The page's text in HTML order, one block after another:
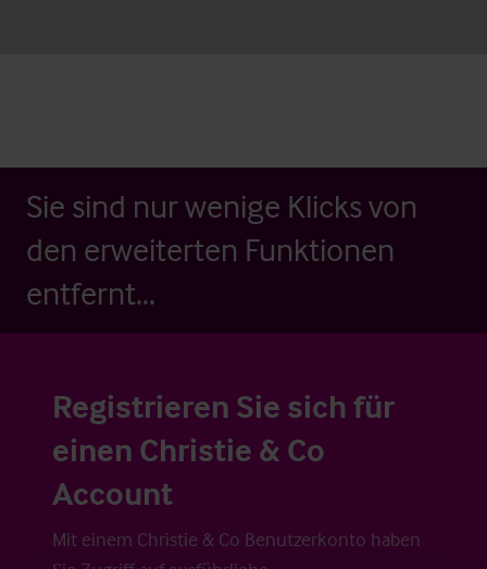
Sie sind nur wenige Klicks von
den erweiterten Funktionen
entfernt...
Registrieren Sie sich für
einen Christie & Co
Account
Mit einem Christie & Co Benutzerkonto haben